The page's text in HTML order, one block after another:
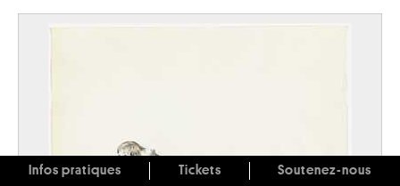
Infos pratiques Tickets Soutenez-nous